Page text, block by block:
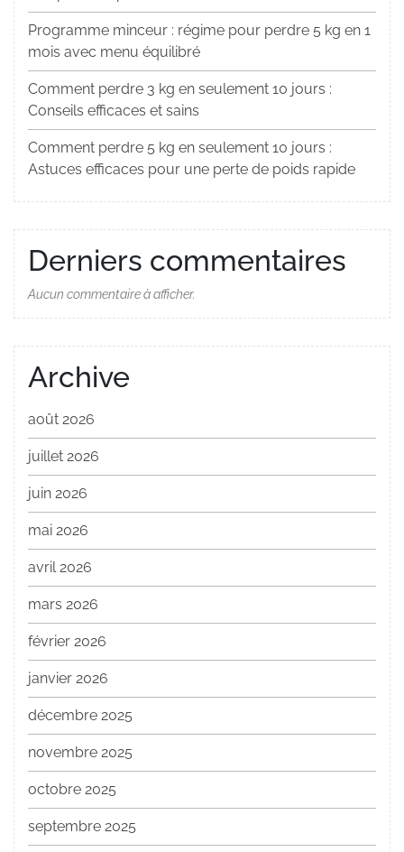
Programme minceur : régime pour perdre 5 kg en 1
mois avec menu équilibré
Comment perdre 3 kg en seulement 10 jours :
Conseils efficaces et sains
Comment perdre 5 kg en seulement 10 jours :
Astuces efficaces pour une perte de poids rapide
Derniers commentaires
Aucun commentaire à afficher.
Archive
août 2026
juillet 2026
juin 2026
mai 2026
avril 2026
mars 2026
février 2026
janvier 2026
décembre 2025
novembre 2025
octobre 2025
septembre 2025